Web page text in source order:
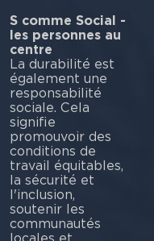
S comme Social -
les personnes au
centre
La durabilité est
également une
responsabilité
sociale. Cela
signifie
promouvoir des
conditions de
travail équitables,
la sécurité et
l'inclusion,
soutenir les
communautés